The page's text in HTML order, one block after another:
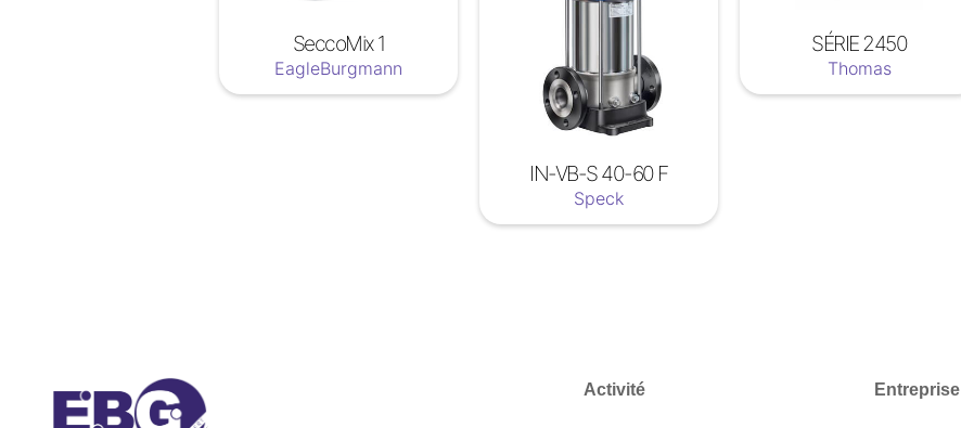
SeccoMix 1
EagleBurgmann
IN-VB-S 40-60 F
Speck
SÉRIE 2450
Thomas
Activité Entreprise